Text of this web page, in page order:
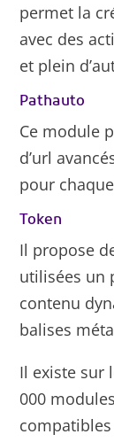
permet la
avec des
et plein
Pathauto
Ce module
d’url
pour
Token
Il propose
utilisées un
contenu
balises
Il existe sur
000